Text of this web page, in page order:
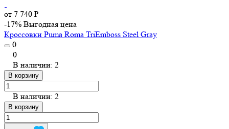
от 7 740 ₽
-17% Выгодная цена
Кроссовки Puma Roma TriEmboss Steel Gray
0
0
В наличии: 2
В корзину
В наличии: 2
В корзину